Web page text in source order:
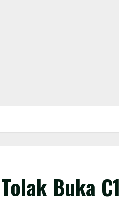
Buka C1